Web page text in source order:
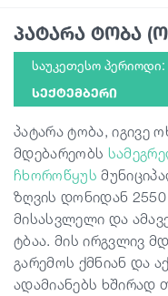
სტატიები
ტრანსპორტი
ივენთები
დაგეგმე
საქართველო
პატარა ტობა
საუკეთესო პერიოდი:
ᲡᲔᲥᲢᲔᲛᲑᲔᲠᲘ
პატარა ტობა, იგივე
მდებარეობს
ჩხოროწყუს
ზღვის დონიდან
მისასვლელი და
ტბაა. მის ირგვლივ
გარემოს ქმნიან და
ადამიანებს ხშირად